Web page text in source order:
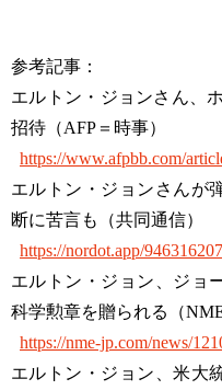
参考記事：
エルトン・ジョンさん、
招待（AFP＝時事）
https://www.afpbb.com/
エルトン・ジョンさん
断に苦言も（共同通信）
https://nordot.app/
エルトン・ジョン、ジョ
科学勲章を贈られる（NME
https://nme-jp.com/news/
エルトン・ジョン、米大